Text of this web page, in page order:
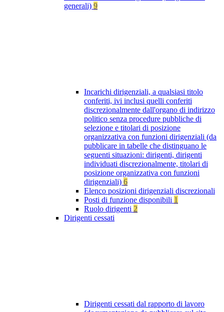
generali) 9
Incarichi dirigenziali, a qualsiasi titolo
conferiti, ivi inclusi quelli conferiti
discrezionalmente dall'organo di indirizzo
politico senza procedure pubbliche di
selezione e titolari di posizione
organizzativa con funzioni dirigenziali (da
pubblicare in tabelle che distinguano le
seguenti situazioni: dirigenti, dirigenti
individuati discrezionalmente, titolari di
posizione organizzativa con funzioni
dirigenziali) 6
Elenco posizioni dirigenziali discrezionali
Posti di funzione disponibili 1
Ruolo dirigenti 2
Dirigenti cessati
Dirigenti cessati dal rapporto di lavoro